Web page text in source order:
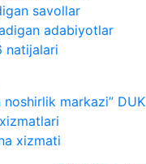
savollar
adabiyotlar
natijalari
noshirlik markazi” DUK
xizmati